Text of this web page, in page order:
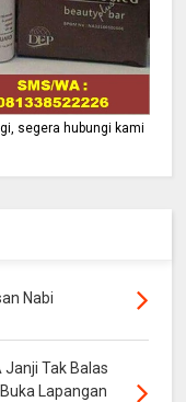
segera hubungi kami
Nabi
Janji Tak Balas
Lapangan